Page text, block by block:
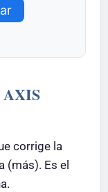
AXIS
corrige la
(más). Es el